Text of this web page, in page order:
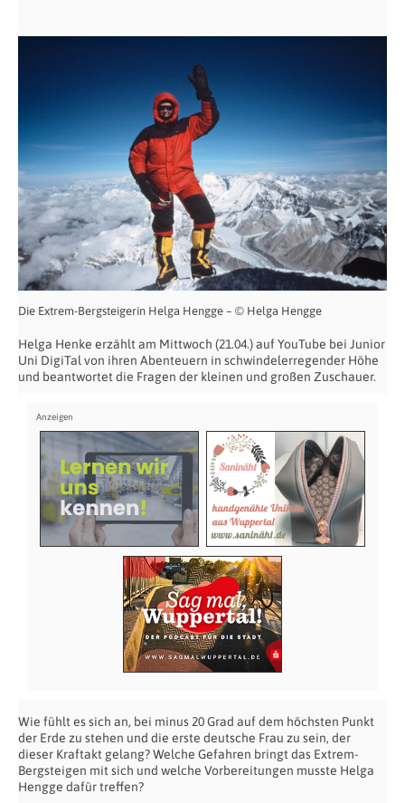
Die Extrem-Bergsteigerin Helga Hengge – © Helga Hengge
Helga Henke erzählt am Mittwoch (21.04.) auf YouTube bei Junior
Uni DigiTal von ihren Abenteuern in schwindelerregender Höhe
und beantwortet die Fragen der kleinen und großen Zuschauer.
Wie fühlt es sich an, bei minus 20 Grad auf dem höchsten Punkt
der Erde zu stehen und die erste deutsche Frau zu sein, der
dieser Kraftakt gelang? Welche Gefahren bringt das Extrem-
Bergsteigen mit sich und welche Vorbereitungen musste Helga
Hengge dafür treffen?